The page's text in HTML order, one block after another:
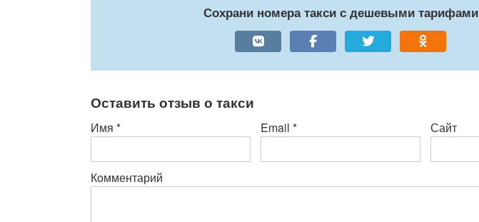
Сохрани номера такси с дешевыми тарифами
Оставить отзыв о такси
Имя * Email * Сайт
Комментарий